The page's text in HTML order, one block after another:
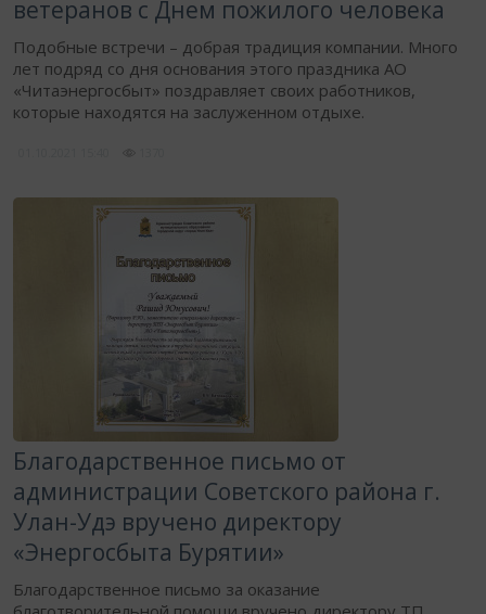
ветеранов с Днем пожилого человека
Подобные встречи – добрая традиция компании. Много
лет подряд со дня основания этого праздника АО
«Читаэнергосбыт» поздравляет своих работников,
которые находятся на заслуженном отдыхе.
Благодарственное письмо от
администрации Советского района г.
Улан-Удэ вручено директору
«Энергосбыта Бурятии»
Благодарственное письмо за оказание